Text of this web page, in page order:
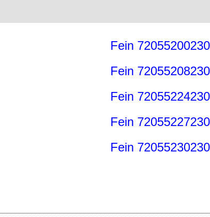
Fein 72055200230
Fein 72055208230
Fein 72055224230
Fein 72055227230
Fein 72055230230